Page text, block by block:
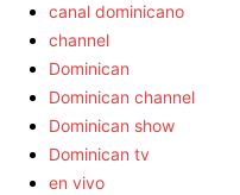
canal dominicano
channel
Dominican
Dominican channel
Dominican show
Dominican tv
en vivo